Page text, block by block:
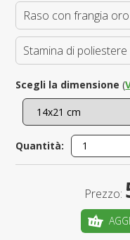
Raso con frangia oro
Stamina di poliestere
Scegli la dimensione (
Quantità:
Prezzo: